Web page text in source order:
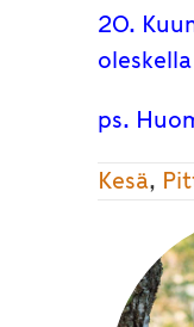
20.
ps.
Kesä,